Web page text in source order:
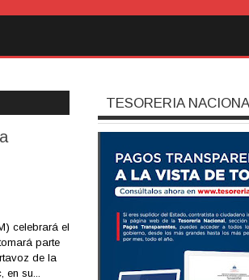
celebrará el
parte
de la
en su...
TESORERIA